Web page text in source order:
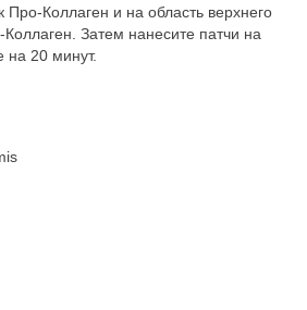
Про-Коллаген и на область верхнего
Затем нанесите патчи на
на 20 минут.